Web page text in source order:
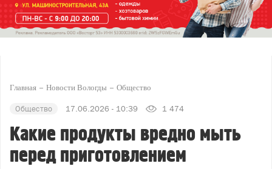
Главная Новости Вологды Общество
Общество 17.06.2026 - 10:39 1 474
Какие продукты вредно мыть
перед приготовлением